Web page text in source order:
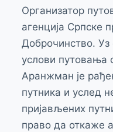
Организатор
агенција Српске
Доброчинство.
услови путовања
Аранжман је
путника и услед
пријављених
право да откаже